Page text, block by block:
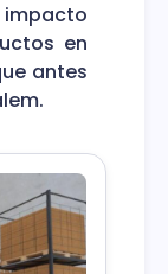
en
antes